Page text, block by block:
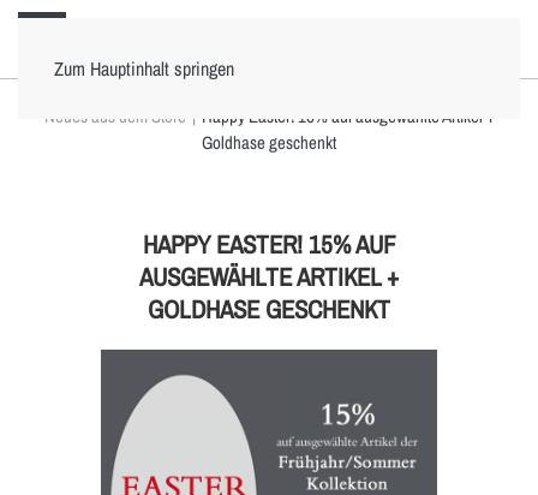
Zum Hauptinhalt springen
Neues aus dem Store
Happy Easter! 15% auf ausgewählte Artikel +
Goldhase geschenkt
HAPPY EASTER! 15% AUF
AUSGEWÄHLTE ARTIKEL +
GOLDHASE GESCHENKT